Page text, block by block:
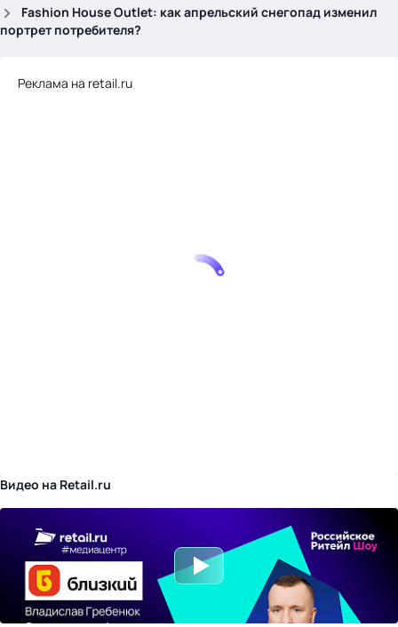
Fashion House Outlet: как апрельский снегопад изменил
портрет потребителя?
Реклама на retail.ru
Видео на Retail.ru